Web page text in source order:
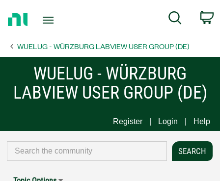
Page
Search
WUELUG - WÜRZBURG LABVIEW USER GROUP (DE)
WUELUG - WÜRZBURG
LABVIEW USER GROUP (DE)
Register Login Help